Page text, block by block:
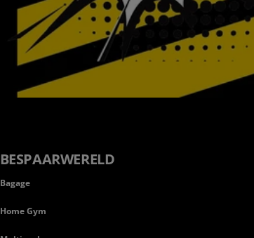
BESPAARWERELD
Bagage
Home Gym